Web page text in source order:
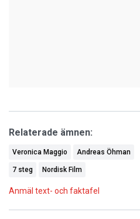
Relaterade ämnen:
Veronica Maggio Andreas Öhman
7 steg Nordisk Film
Anmäl text- och faktafel